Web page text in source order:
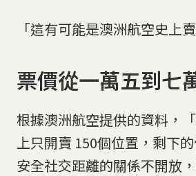
「這有可能是澳洲航空史上
票價從一萬五到七
根據澳洲航空提供的資料，
上只開賣 150個位置，剩下
安全社交距離的關係不開放